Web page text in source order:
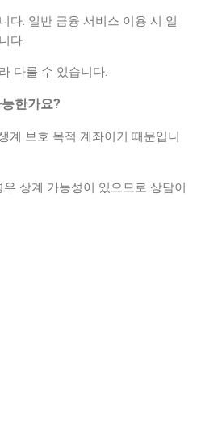
다. 일반 금융 서비스 이용 시 일
다.
다를 수 있습니다.
한가요?
계 보호 목적 계좌이기 때문입니
상계 가능성이 있으므로 상담이